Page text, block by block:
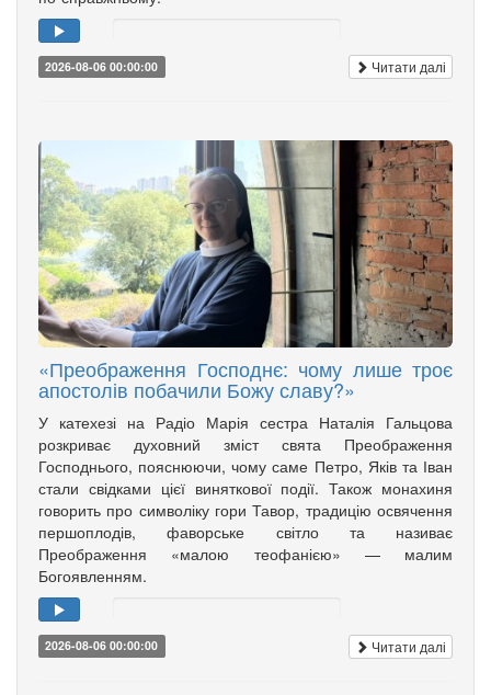
2026-08-06 00:00:00 Читати далі
«Преображення Господнє: чому лише троє
апостолів побачили Божу славу?»
У катехезі на Радіо Марія сестра Наталія Гальцова
розкриває духовний зміст свята Преображення
Господнього, пояснюючи, чому саме Петро, Яків та Іван
стали свідками цієї виняткової події. Також монахиня
говорить про символіку гори Тавор, традицію освячення
першоплодів, фаворське світло та називає
Преображення «малою теофанією» — малим
Богоявленням.
2026-08-06 00:00:00 Читати далі